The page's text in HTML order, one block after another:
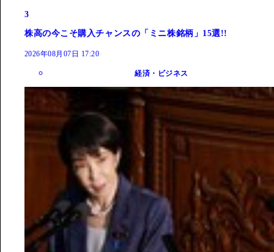
3
株高の今こそ購入チャンスの「ミニ株銘柄」15選!!
2026年08月07日 17:20
経済・ビジネス